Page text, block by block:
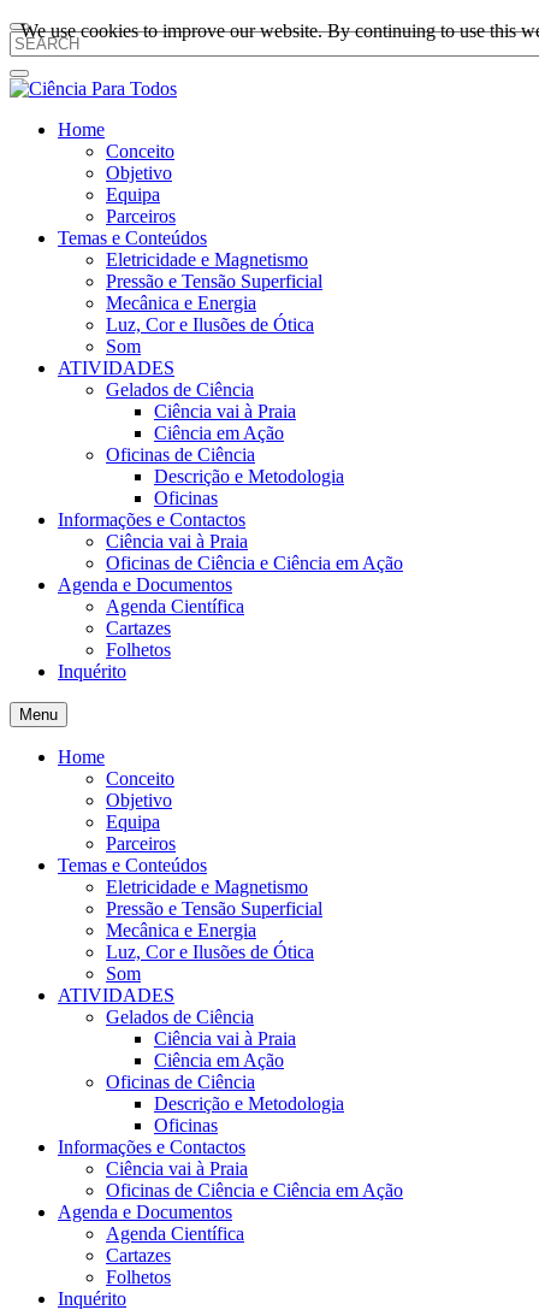
Home
Conceito
Objetivo
Equipa
Parceiros
Temas e Conteúdos
Eletricidade e Magnetismo
Pressão e Tensão Superficial
Mecânica e Energia
Luz, Cor e Ilusões de Ótica
Som
ATIVIDADES
Gelados de Ciência
Ciência vai à Praia
Ciência em Ação
Oficinas de Ciência
Descrição e Metodologia
Oficinas
Informações e Contactos
Ciência vai à Praia
Oficinas de Ciência e Ciência em Ação
Agenda e Documentos
Agenda Científica
Cartazes
Folhetos
Inquérito
Menu
Home
Conceito
Objetivo
Equipa
Parceiros
Temas e Conteúdos
Eletricidade e Magnetismo
Pressão e Tensão Superficial
Mecânica e Energia
Luz, Cor e Ilusões de Ótica
Som
ATIVIDADES
Gelados de Ciência
Ciência vai à Praia
Ciência em Ação
Oficinas de Ciência
Descrição e Metodologia
Oficinas
Informações e Contactos
Ciência vai à Praia
Oficinas de Ciência e Ciência em Ação
Agenda e Documentos
Agenda Científica
Cartazes
Folhetos
Inquérito
We use cookies to improve our website. By continuing to use this